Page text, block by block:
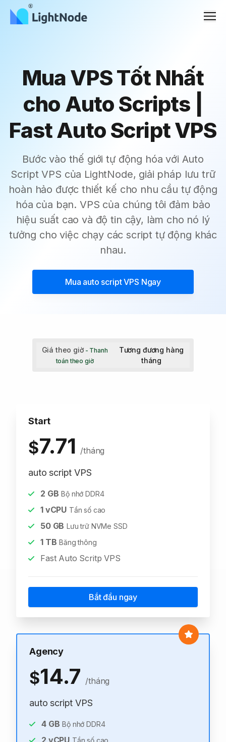
Mua VPS Tốt Nhất
cho Auto Scripts |
Fast Auto Script VPS
Bước vào thế giới tự động hóa với Auto
Script VPS của LightNode, giải pháp lưu trữ
hoàn hảo được thiết kế cho nhu cầu tự động
hóa của bạn. VPS của chúng tôi đảm bảo
hiệu suất cao và độ tin cậy, làm cho nó lý
tưởng cho việc chạy các script tự động khác
nhau.
Mua auto script VPS Ngay
Giá theo giờ - Thanh
toán theo giờ
Tương đương hàng
tháng
Start
$7.71 /tháng
auto script VPS
2 GB Bộ nhớ DDR4
1vCPU Tần số cao
50GB Lưu trữ NVMe SSD
1TB Băng thông
Fast Auto Scritp VPS
Bắt đầu ngay
Agency
$14.7 /tháng
auto script VPS
4GB Bộ nhớ DDR4
2 vCPU Tần số cao